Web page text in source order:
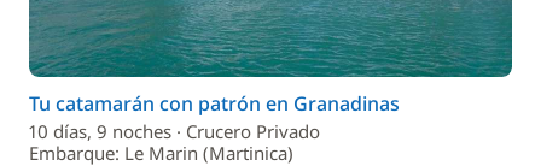
Tu catamarán con patrón en Granadinas
10 días, 9 noches · Crucero Privado
Embarque: Le Marin (Martinica)